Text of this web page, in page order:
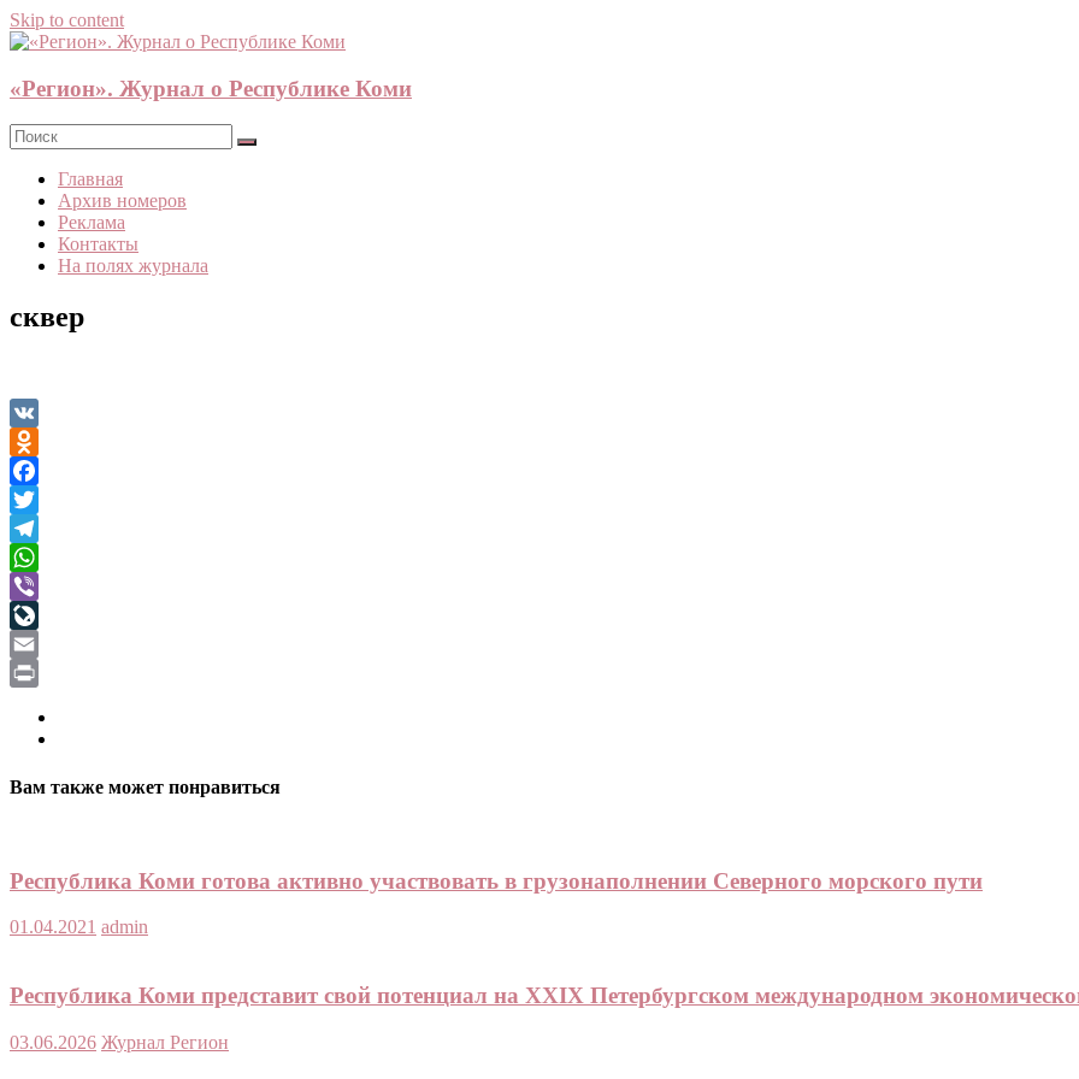
Skip to content
«Регион». Журнал о Республике Коми
Главная
Архив номеров
Реклама
Контакты
На полях журнала
сквер
VK
Odnoklassniki
Facebook
Twitter
Telegram
WhatsApp
Viber
LiveJournal
Email
Вам также может понравиться
Республика Коми готова активно участвовать в грузонаполнении Северного морского пути
01.04.2021 admin
Республика Коми представит свой потенциал на XXIX Петербургском международном
03.06.2026 Журнал Регион